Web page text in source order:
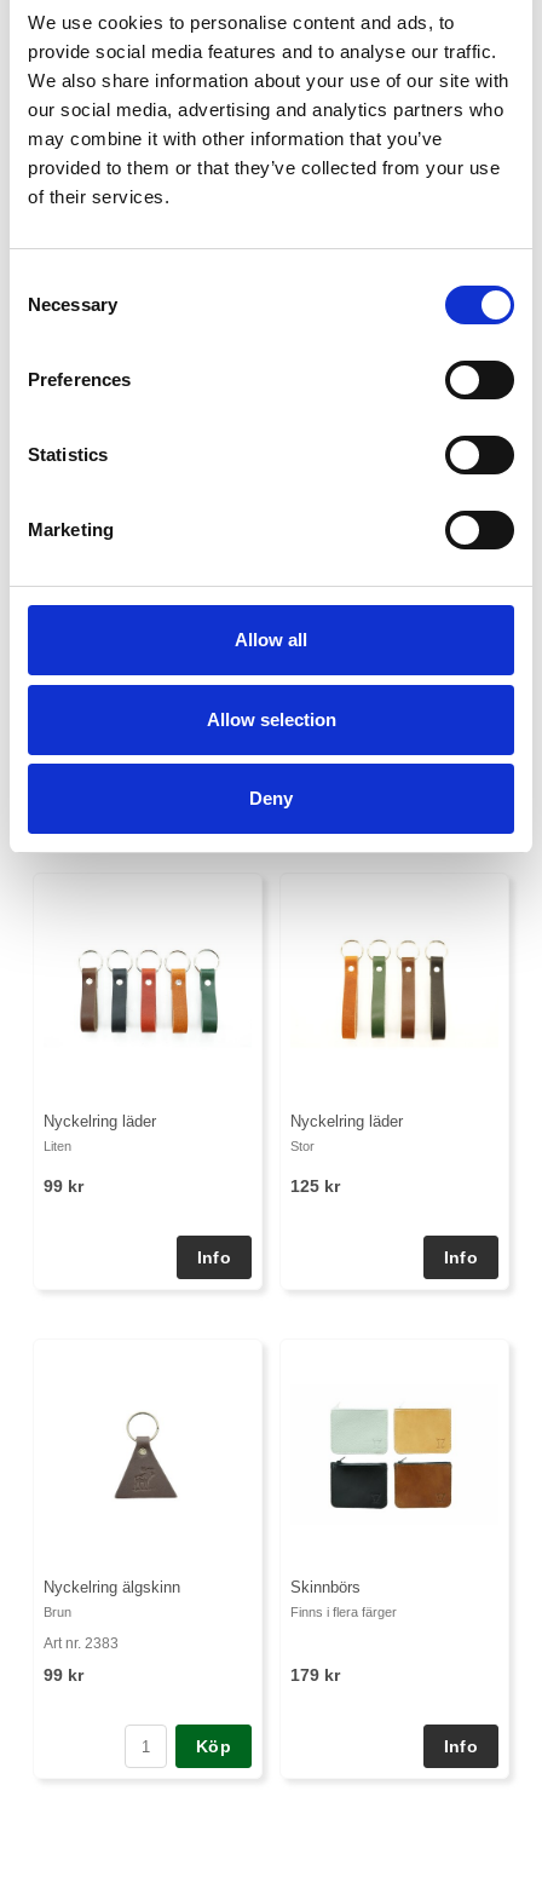
We use cookies to personalise content and ads, to
provide social media features and to analyse our traffic.
We also share information about your use of our site with
our social media, advertising and analytics partners who
may combine it with other information that you’ve
provided to them or that they’ve collected from your use
of their services.
Selection
Necessary
Preferences
Statistics
Marketing
Allow all
Allow selection
Deny
grön, röd och svart (färgvariation kan förekomma).
Storlek: 12,5 x 8,5 cm.
Skötselråd: Vi rekommenderar att smörja in nyckelfodralet
innan användning med vårt läderbalsam och därefter 2-3
gånger om året.
Art nr. ART000002
Nyckelfodral i älgskinn
Art nr. 11083
399 kr
Nyckelring läder
Liten
99 kr
Nyckelring läder
Stor
125 kr
Nyckelring älgskinn
Brun
Art nr. 2383
99 kr
Köp
Skinnbörs
Finns i flera färger
179 kr